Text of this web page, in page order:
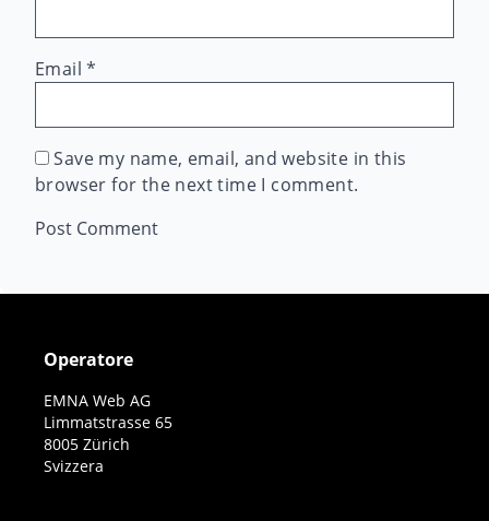
Email*
Save my name, email, and website in this
browser for the next time I comment.
Operatore
EMNA Web AG
Limmatstrasse 65
8005 Zürich
Svizzera